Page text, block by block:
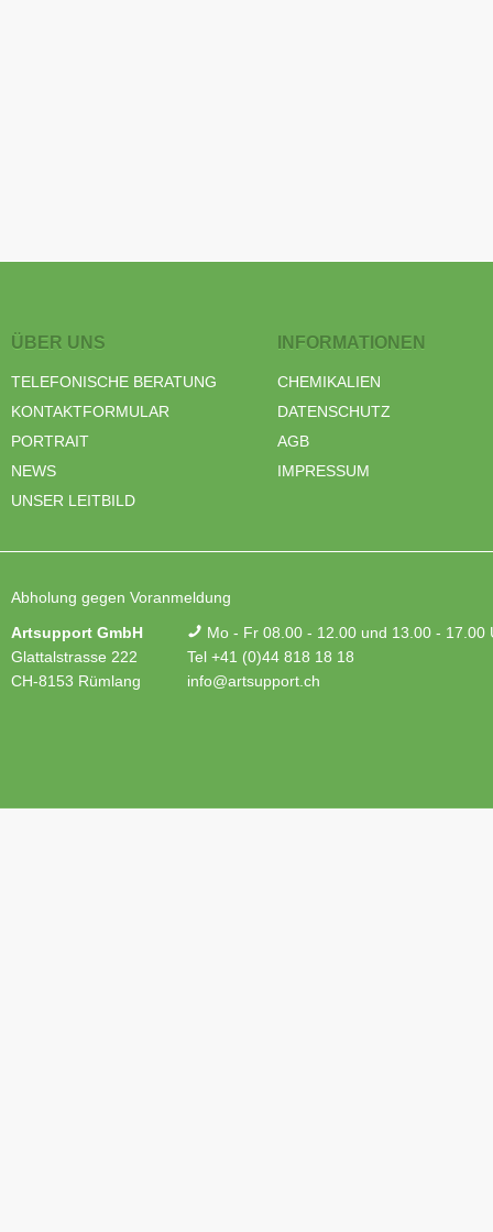
ÜBER UNS
TELEFONISCHE BERATUNG
KONTAKTFORMULAR
PORTRAIT
NEWS
UNSER LEITBILD
INFORMATIONEN
CHEMIKALIEN
DATENSCHUTZ
AGB
IMPRESSUM
Abholung gegen Voranmeldung
Artsupport GmbH
Glattalstrasse 222
CH-8153 Rümlang
Mo - Fr 08.00 - 12.00 und 13.00 - 17.00
Tel +41 (0)44 818 18 18
info@artsupport.ch